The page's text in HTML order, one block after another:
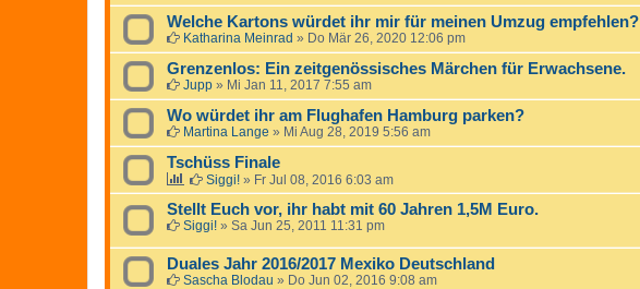
Welche Kartons würdet ihr mir für meinen Umzug empfehlen?
Katharina Meinrad » Do Mär 26, 2020 12:06 pm
Grenzenlos: Ein zeitgenössisches Märchen für Erwachsene.
Jupp » Mi Jan 11, 2017 7:55 am
Wo würdet ihr am Flughafen Hamburg parken?
Martina Lange » Mi Aug 28, 2019 5:56 am
Tschüss Finale
Siggi! » Fr Jul 08, 2016 6:03 am
Stellt Euch vor, ihr habt mit 60 Jahren 1,5M Euro.
Siggi! » Sa Jun 25, 2011 11:31 pm
Duales Jahr 2016/2017 Mexiko Deutschland
Sascha Blodau » Do Jun 02, 2016 9:08 am